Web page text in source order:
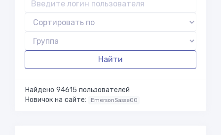
Найти
Найдено 94615 пользователей
Новичок на сайте:
EmersonSasse00